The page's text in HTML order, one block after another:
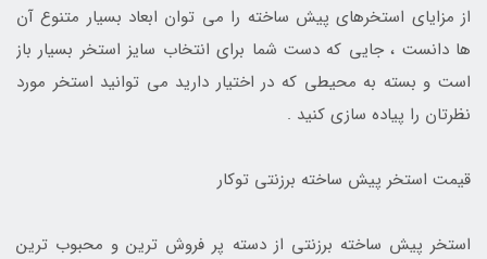
از مزایای استخرهای پیش ساخته را می توان ابعاد بسیار متنوع آن
ها دانست ، جایی که دست شما برای انتخاب سایز استخر بسیار باز
است و بسته به محیطی که در اختیار دارید می توانید استخر مورد
نظرتان را پیاده سازی کنید .
قیمت استخر پیش ساخته برزنتی توکار
استخر پیش ساخته برزنتی از دسته پر فروش ترین و محبوب ترین